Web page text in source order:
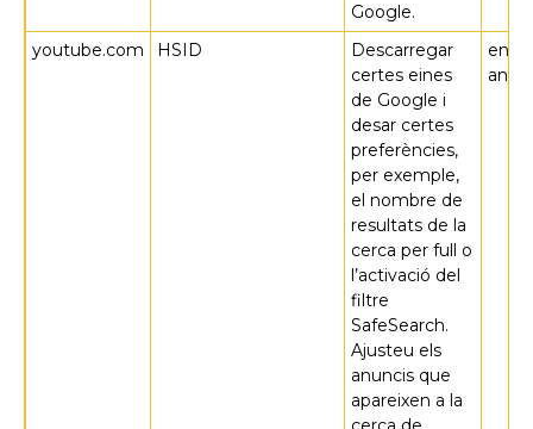
Google.
youtube.com HSID
Descarregar
certes eines
de Google i
desar certes
preferències,
per exemple,
el nombre de
resultats de la
cerca per full o
l’activació del
filtre
SafeSearch.
Ajusteu els
anuncis que
apareixen a la
en 2
anys